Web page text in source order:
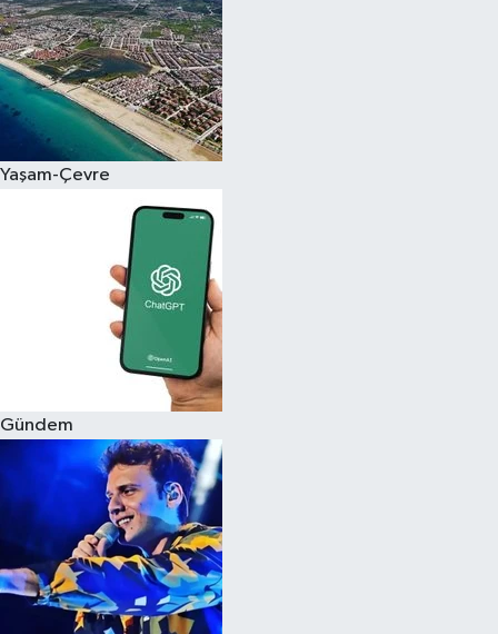
Yaşam-Çevre
Gündem
Kültür Sanat
Sağlık
Siyaset
Teknoloji
Televizyon
Yaşam-Çevre